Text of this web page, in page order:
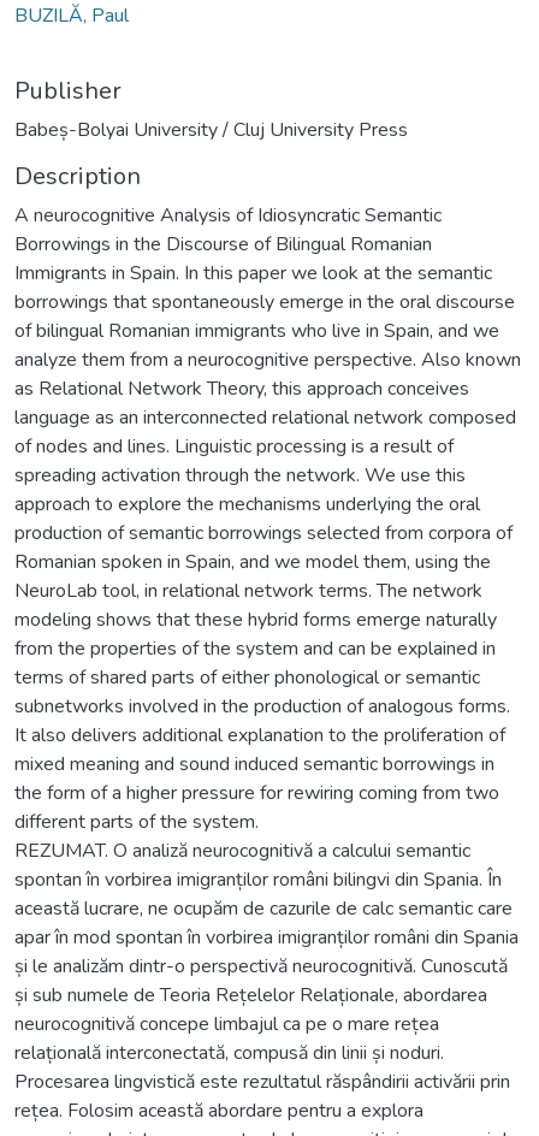
BUZILĂ, Paul
Publisher
Babeș-Bolyai University / Cluj University Press
Description
A neurocognitive Analysis of Idiosyncratic Semantic
Borrowings in the Discourse of Bilingual Romanian
Immigrants in Spain. In this paper we look at the semantic
borrowings that spontaneously emerge in the oral discourse
of bilingual Romanian immigrants who live in Spain, and we
analyze them from a neurocognitive perspective. Also known
as Relational Network Theory, this approach conceives
language as an interconnected relational network composed
of nodes and lines. Linguistic processing is a result of
spreading activation through the network. We use this
approach to explore the mechanisms underlying the oral
production of semantic borrowings selected from corpora of
Romanian spoken in Spain, and we model them, using the
NeuroLab tool, in relational network terms. The network
modeling shows that these hybrid forms emerge naturally
from the properties of the system and can be explained in
terms of shared parts of either phonological or semantic
subnetworks involved in the production of analogous forms.
It also delivers additional explanation to the proliferation of
mixed meaning and sound induced semantic borrowings in
the form of a higher pressure for rewiring coming from two
different parts of the system.
REZUMAT. O analiză neurocognitivă a calcului semantic
spontan în vorbirea imigranților români bilingvi din Spania. În
această lucrare, ne ocupăm de cazurile de calc semantic care
apar în mod spontan în vorbirea imigranților români din Spania
și le analizăm dintr-o perspectivă neurocognitivă. Cunoscută
și sub numele de Teoria Rețelelor Relaționale, abordarea
neurocognitivă concepe limbajul ca pe o mare rețea
relațională interconectată, compusă din linii și noduri.
Procesarea lingvistică este rezultatul răspândirii activării prin
rețea. Folosim această abordare pentru a explora